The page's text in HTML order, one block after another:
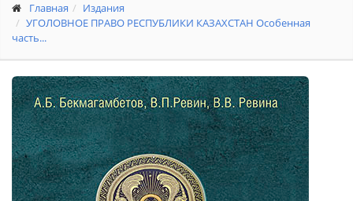
Главная
Издания
УГОЛОВНОЕ ПРАВО РЕСПУБЛИКИ КАЗАХСТАН Особенная
часть...